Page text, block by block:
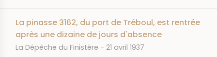
La pinasse 3162, du port de Tréboul, est rentrée
après une dizaine de jours d'absence
JOURNAL
La Dépêche du Finistère DATE
21 avril 1937